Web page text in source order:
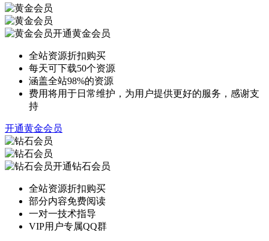
开通黄金会员
全站资源折扣购买
每天可下载50个资源
涵盖全站98%的资源
费用将用于日常维护，为用户提供更好的服务，感谢支
持
开通黄金会员
开通钻石会员
全站资源折扣购买
部分内容免费阅读
一对一技术指导
VIP用户专属QQ群